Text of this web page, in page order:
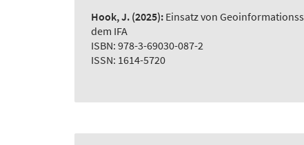
Hook, J. (2025): Einsatz von
dem IFA
ISBN: 978-3-69030-087-2
ISSN: 1614-5720